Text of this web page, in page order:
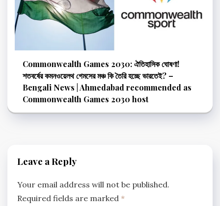
Commonwealth Games 2030: ঐতিহাসিক ঘোষণা!
শতবর্ষের কমনওয়েলথ গেমসের মঞ্চ কি তৈরি হচ্ছে ভারতেই? –
Bengali News | Ahmedabad recommended as
Commonwealth Games 2030 host
Leave a Reply
Your email address will not be published.
Required fields are marked *